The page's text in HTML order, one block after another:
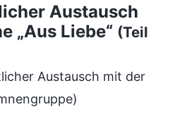
Austausch
„Aus Liebe“ (Teil
Austausch mit der